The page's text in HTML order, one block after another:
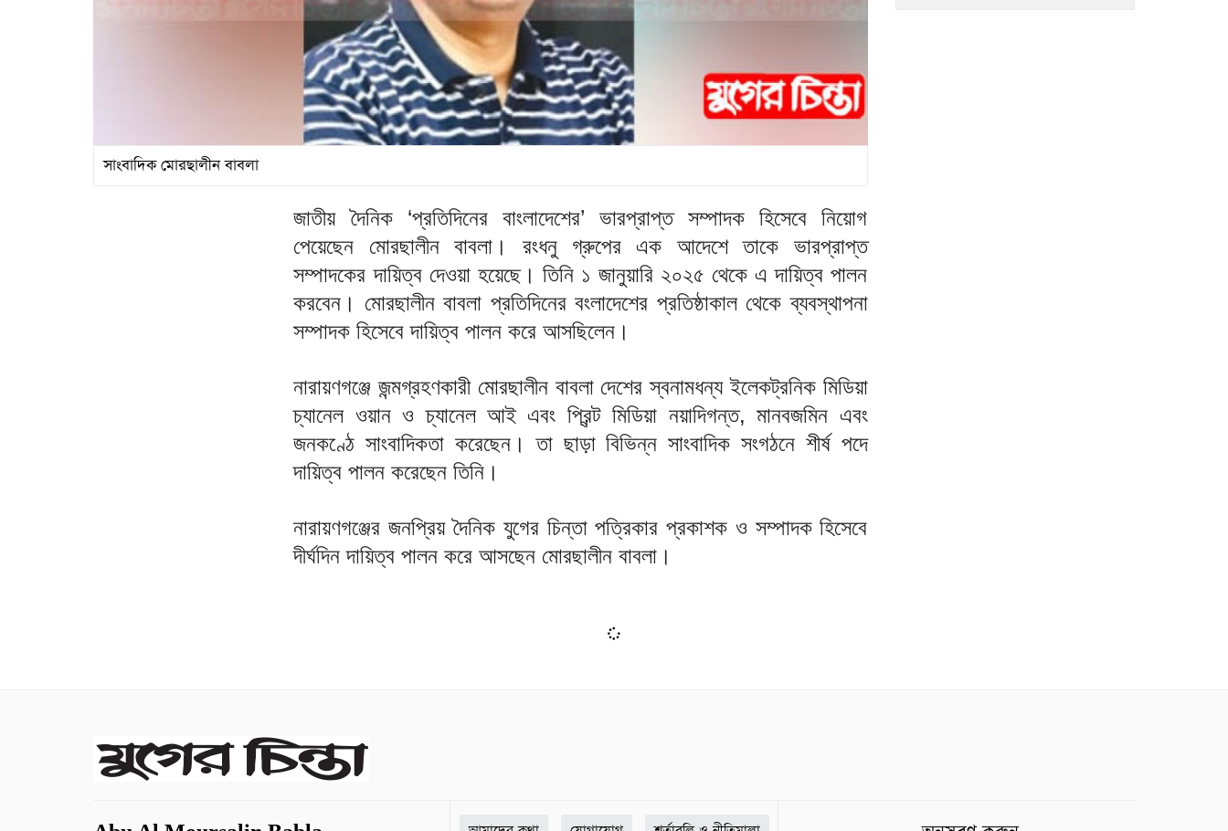
সাংবাদিক মোরছালীন বাবলা
জাতীয় দৈনিক ‘প্রতিদিনের বাংলাদেশের’ ভারপ্রাপ্ত সম্পাদক হিসেবে নিয়োগ
পেয়েছেন মোরছালীন বাবলা। রংধনু গ্রুপের এক আদেশে তাকে ভারপ্রাপ্ত
সম্পাদকের দায়িত্ব দেওয়া হয়েছে। তিনি ১ জানুয়ারি ২০২৫ থেকে এ দায়িত্ব পালন
করবেন। মোরছালীন বাবলা প্রতিদিনের বংলাদেশের প্রতিষ্ঠাকাল থেকে ব্যবস্থাপনা
সম্পাদক হিসেবে দায়িত্ব পালন করে আসছিলেন।
নারায়ণগঞ্জে জন্মগ্রহণকারী মোরছালীন বাবলা দেশের স্বনামধন্য ইলেকট্রনিক মিডিয়া
চ্যানেল ওয়ান ও চ্যানেল আই এবং প্রিন্ট মিডিয়া নয়াদিগন্ত, মানবজমিন এবং
জনকণ্ঠে সাংবাদিকতা করেছেন। তা ছাড়া বিভিন্ন সাংবাদিক সংগঠনে শীর্ষ পদে
দায়িত্ব পালন করেছেন তিনি।
নারায়ণগঞ্জের জনপ্রিয় দৈনিক যুগের চিন্তা পত্রিকার প্রকাশক ও সম্পাদক হিসেবে
দীর্ঘদিন দায়িত্ব পালন করে আসছেন মোরছালীন বাবলা।